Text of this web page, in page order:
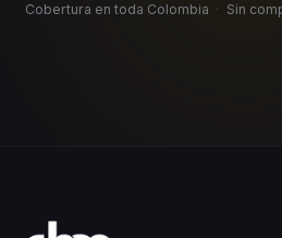
Cobertura en toda Colombia · Sin